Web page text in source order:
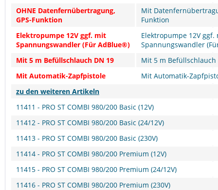
OHNE Datenfernübertragung,
GPS-Funktion
Mit
Funktion
Elektropumpe 12V ggf. mit
Spannungswandler (Für AdBlue®)
Elektropumpe 12V ggf.
Spannungswandler
Mit 5 m Befüllschlauch DN 19
Mit 5 m Befüllschlauch
Mit Automatik-Zapfpistole
Mit Automatik-
zu den weiteren Artikeln
11411 - PRO ST COMBI 980/200 Basic (12V)
11412 - PRO ST COMBI 980/200 Basic (24/12V)
11413 - PRO ST COMBI 980/200 Basic (230V)
11414 - PRO ST COMBI 980/200 Premium (12V)
11415 - PRO ST COMBI 980/200 Premium (24/12V)
11416 - PRO ST COMBI 980/200 Premium (230V)